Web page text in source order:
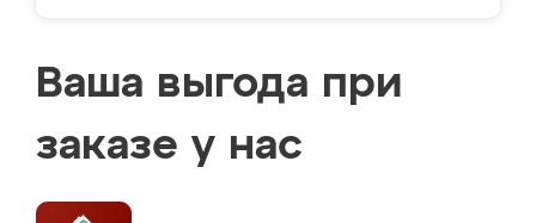
Ваша выгода при
заказе у нас